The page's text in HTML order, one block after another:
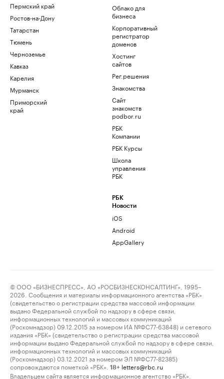
Пермский край
Ростов-на-Дону
Татарстан
Тюмень
Черноземье
Кавказ
Карелия
Мурманск
Приморский
край
Облако для
бизнеса
Корпоративный
регистратор
доменов
Хостинг
сайтов
Рег.решения
Знакомства
Сайт
знакомств
podbor.ru
РБК
Компании
РБК Курсы
Школа
управления
РБК
РБК
Новости
iOS
Android
AppGallery
© ООО «БИЗНЕСПРЕСС», АО «РОСБИЗНЕСКОНСАЛТИНГ», 1995–
2026. Сообщения и материалы информационного агентства «РБК»
(свидетельство о регистрации средства массовой информации
выдано Федеральной службой по надзору в сфере связи,
информационных технологий и массовых коммуникаций
(Роскомнадзор) 09.12.2015 за номером ИА №ФС77-63848) и сетевого
издания «РБК» (свидетельство о регистрации средства массовой
информации выдано Федеральной службой по надзору в сфере связи,
информационных технологий и массовых коммуникаций
(Роскомнадзор) 03.12.2021 за номером ЭЛ №ФС77-82385)
сопровождаются пометкой «РБК».
18+ letters@rbc.ru
Владельцем сайта является информационное агентство «РБК».